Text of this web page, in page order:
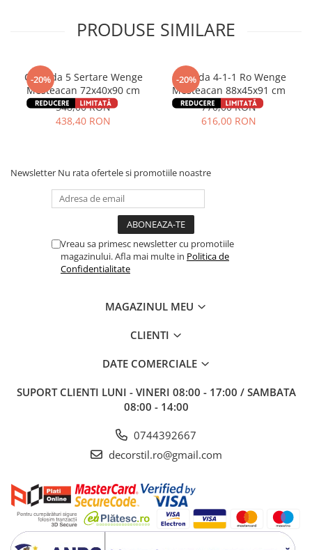
PRODUSE SIMILARE
-20%
Comoda 5 Sertare Wenge
Mesteacan 72x40x90 cm
548,00 RON
438,40 RON
-20%
Comoda 4-1-1 Ro Wenge
Mesteacan 88x45x91 cm
770,00 RON
616,00 RON
Newsletter Nu rata ofertele si promotiile noastre
Vreau sa primesc newsletter cu promotiile
magazinului. Afla mai multe in Politica de
Confidentialitate
MAGAZINUL MEU
CLIENTI
DATE COMERCIALE
SUPORT CLIENTI LUNI - VINERI 08:00 - 17:00 / SAMBATA
08:00 - 14:00
0744392667
decorstil.ro@gmail.com